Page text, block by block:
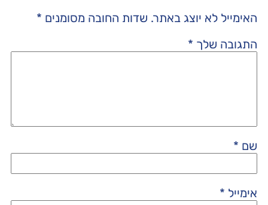
האימייל לא יוצג באתר. שדות החובה מסומנים *
התגובה שלך *
שם *
אימייל *